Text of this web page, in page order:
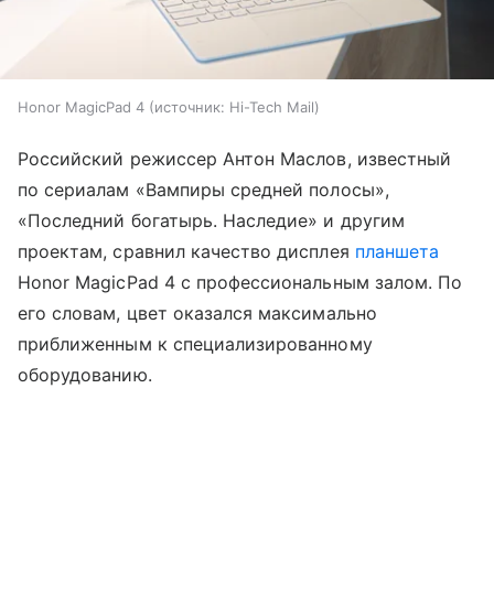
Honor MagicPad 4 источник: Hi-Tech Mail
Российский режиссер Антон Маслов, известный
по сериалам «Вампиры средней полосы»,
«Последний богатырь. Наследие» и другим
проектам, сравнил качество дисплея планшета
Honor MagicPad 4 с профессиональным залом. По
его словам, цвет оказался максимально
приближенным к специализированному
оборудованию.